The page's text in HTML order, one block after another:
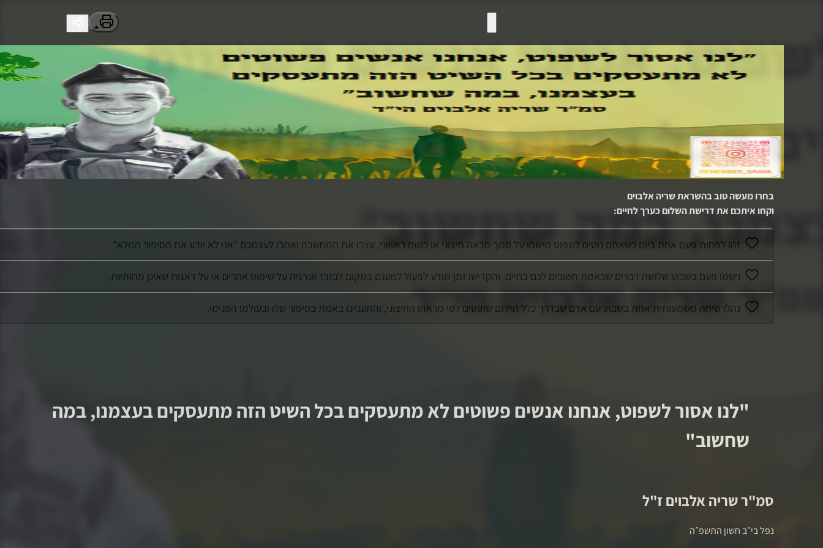
בחרו מעשה טוב בהשראתשריה אלבוים
וקחו איתכם את דרישת השלום כערך לחיים:
זהו לפחות פעם אחת ביום כשאתם נוטים לשפוט מישהו על סמך מראה חיצוני או רושם ראשוני, עצרו את המחשבה ואמרו לעצמכם "אני לא יודע את הסיפור המלא"
רשמו פעם בשבוע שלושה דברים שבאמת חשובים לכם בחיים, והקדישו זמן מודע לפעול למענם במקום לבזבז אנרגיה על שיפוט אחרים או על דאגות שאינן מהותיות.
נהלו שיחה משמעותית אחת בשבוע עם אדם שבדרך כלל הייתם שופטים לפי מראהו החיצוני, והתעניינו באמת בסיפור שלו ובעולמו הפנימי.
"לנו אסור לשפוט, אנחנו אנשים פשוטים לא מתעסקים בכל השיט הזה מתעסקים בעצמנו, במה
שחשוב"
סמ"רשריה אלבוים ז"ל
נפל בי״ב חשון התשפ״ה